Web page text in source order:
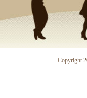
Copyright